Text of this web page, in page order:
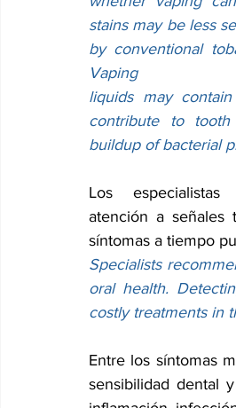
stains may be less
by conventional
Vaping
liquids may
contribute to
buildup of bacterial
Los especialistas
atención a señales
síntomas a tiempo
Specialists
oral health.
costly treatments in
Entre los síntomas
sensibilidad dental